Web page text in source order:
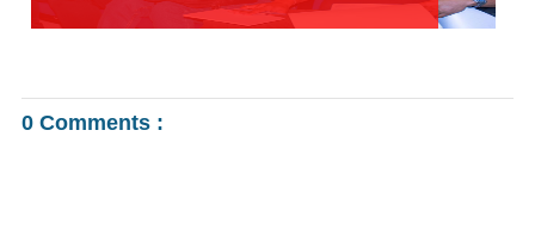
0 Comments :